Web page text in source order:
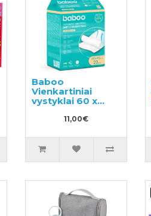
Baboo
Vienkartiniai
vystyklai 60 x
11,00€